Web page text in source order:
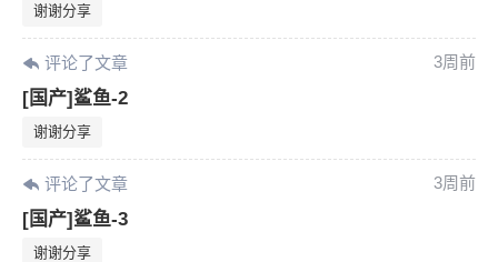
谢谢分享
评论了文章 3周前
[国产]鲨鱼-2
谢谢分享
评论了文章 3周前
[国产]鲨鱼-3
谢谢分享